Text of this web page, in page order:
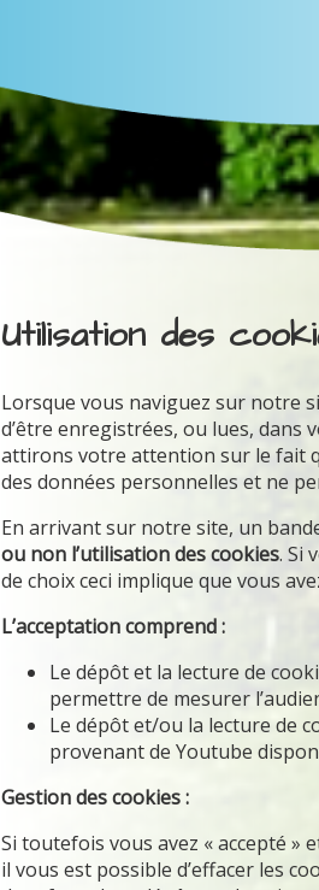
Utilisation des
Lorsque vous naviguez sur notre
d’être enregistrées, ou lues, dans
attirons votre attention sur le fait
des données personnelles et ne
En arrivant sur notre site, un
ou non l’utilisation des cookies. Si
de choix ceci implique que vous
L’acceptation comprend :
Le dépôt et la lecture de
permettre de mesurer
Le dépôt et/ou la lecture de
provenant de Youtube
Gestion des cookies :
Si toutefois vous avez « accepté »
il vous est possible d’effacer les